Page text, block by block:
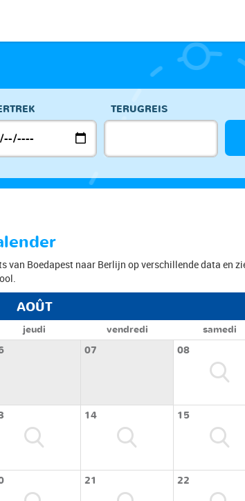
TERUGREIS
Boedapest naar Berlijn op verschillende data en
AOÛT
jeudi vendredi samedi
07 08
14 15
21 22